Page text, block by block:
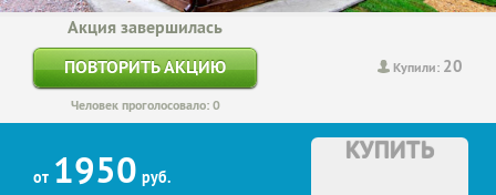
Купили: 20
Акция завершилась
ПОВТОРИТЬ АКЦИЮ
Человек проголосовало: 0
от 1950 руб.
КУПИТЬ